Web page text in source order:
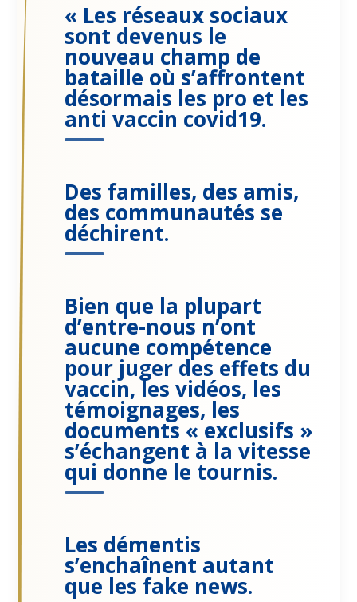
« Les réseaux sociaux
sont devenus le
nouveau champ de
bataille où s’affrontent
désormais les pro et les
anti vaccin covid19.
Des familles, des amis,
des communautés se
déchirent.
Bien que la plupart
d’entre-nous n’ont
aucune compétence
pour juger des effets du
vaccin, les vidéos, les
témoignages, les
documents « exclusifs »
s’échangent à la vitesse
qui donne le tournis.
Les démentis
s’enchaînent autant
que les fake news.